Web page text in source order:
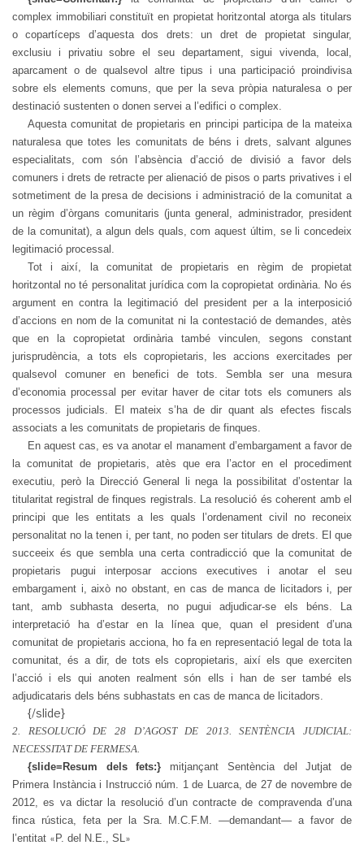
complex immobiliari constituït en propietat horitzontal atorga als titulars
o copartíceps d’aquesta dos drets: un dret de propietat singular,
exclusiu i privatiu sobre el seu departament, sigui vivenda, local,
aparcament o de qualsevol altre tipus i una participació proindivisa
sobre els elements comuns, que per la seva pròpia naturalesa o per
destinació sustenten o donen servei a l’edifici o complex.
Aquesta comunitat de propietaris en principi participa de la mateixa
naturalesa que totes les comunitats de béns i drets, salvant algunes
especialitats, com són l’absència d’acció de divisió a favor dels
comuners i drets de retracte per alienació de pisos o parts privatives i el
sotmetiment de la presa de decisions i administració de la comunitat a
un règim d’òrgans comunitaris (junta general, administrador, president
de la comunitat), a algun dels quals, com aquest últim, se li concedeix
legitimació processal.
Tot i així, la comunitat de propietaris en règim de propietat
horitzontal no té personalitat jurídica com la copropietat ordinària. No és
argument en contra la legitimació del president per a la interposició
d’accions en nom de la comunitat ni la contestació de demandes, atès
que en la copropietat ordinària també vinculen, segons constant
jurisprudència, a tots els copropietaris, les accions exercitades per
qualsevol comuner en benefici de tots. Sembla ser una mesura
d’economia processal per evitar haver de citar tots els comuners als
processos judicials. El mateix s’ha de dir quant als efectes fiscals
associats a les comunitats de propietaris de finques.
En aquest cas, es va anotar el manament d’embargament a favor de
la comunitat de propietaris, atès que era l’actor en el procediment
executiu, però la Direcció General li nega la possibilitat d’ostentar la
titularitat registral de finques registrals. La resolució és coherent amb el
principi que les entitats a les quals l’ordenament civil no reconeix
personalitat no la tenen i, per tant, no poden ser titulars de drets. El que
succeeix és que sembla una certa contradicció que la comunitat de
propietaris pugui interposar accions executives i anotar el seu
embargament i, això no obstant, en cas de manca de licitadors i, per
tant, amb subhasta deserta, no pugui adjudicar-se els béns. La
interpretació ha d’estar en la línea que, quan el president d’una
comunitat de propietaris acciona, ho fa en representació legal de tota la
comunitat, és a dir, de tots els copropietaris, així els que exerciten
l’acció i els qui anoten realment són ells i han de ser també els
adjudicataris dels béns subhastats en cas de manca de licitadors.
{/slide}
2. RESOLUCIÓ DE 28 D’AGOST DE 2013. SENTÈNCIA JUDICIAL:
NECESSITAT DE FERMESA.
{slide=Resum dels fets:} mitjançant Sentència del Jutjat de
Primera Instància i Instrucció núm. 1 de Luarca, de 27 de novembre de
2012, es va dictar la resolució d’un contracte de compravenda d’una
finca rústica, feta per la Sra. M.C.F.M. —demandant— a favor de
l’entitat « P. del N.E., SL»